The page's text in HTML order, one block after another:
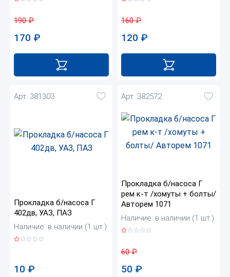
190₽
170 ₽
160₽
120 ₽
Арт. 381303
Прокладка б/насоса Г
402дв, УАЗ, ПАЗ
Наличие: в наличии (1 шт.)
10 ₽
Арт. 382572
Прокладка б/насоса Г
рем к-т /хомуты + болты/
Авторем 1071
Наличие: в наличии (1 шт.)
60₽
50 ₽